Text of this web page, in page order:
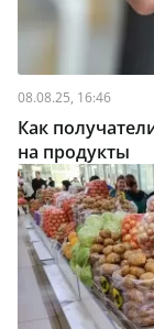
08.08.25, 16:46
Как
на продукты